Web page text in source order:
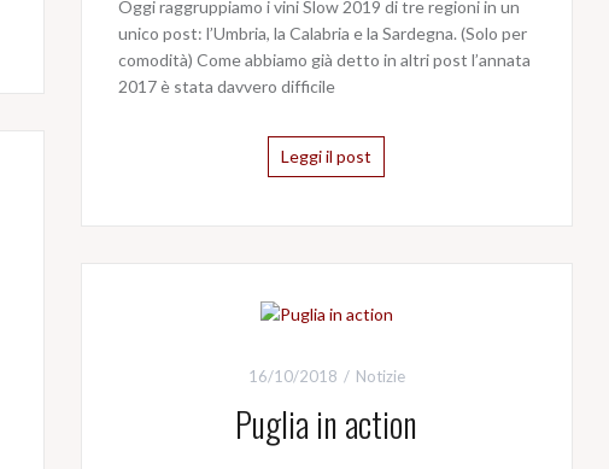
Oggi raggruppiamo i vini Slow 2019 di tre regioni in un
unico post: l’Umbria, la Calabria e la Sardegna. (Solo per
comodità) Come abbiamo già detto in altri post l’annata
2017 è stata davvero difficile
Leggi il post
16/10/2018 Notizie
Puglia in action